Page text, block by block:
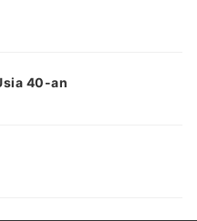
40-an